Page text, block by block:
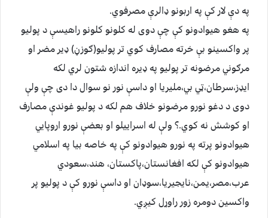
په دې لار کې په اربونو ډالرې مصرفوي.
په هغو هیوادونو کې چې دوی له کلونو کلونو راهیسې د پولیو
پر واکسینو بې خرته مصارف کوي تر پولیو(ګوزڼ) ډیر مضر او
مرګوني مرضونه تر پولیو په ډیره اندازه شتون لري لکه
ایډز،سرطان،ټي بي،ملیریا او داسې نور نو سوال دا دی چې ولې
دوی د دغو نورو مرضونو خلاف هم لکه د پولیو غوندې مصارف
او کوشش نه کوي.؟ ولې له اسراییلو او بعضې نورو اروپایي
هیوادونو پرته په نورو هیوادونو کې په خاصه بیا په اسلامي
هیوادونو کې لکه افغانستان،پاکستان، هند،سعودي
عرب،مصر،یمن،نایجیریا،سوډان او داسې نورو کې د پولیو پر
واکسین دومره زور راوړل کیږي.